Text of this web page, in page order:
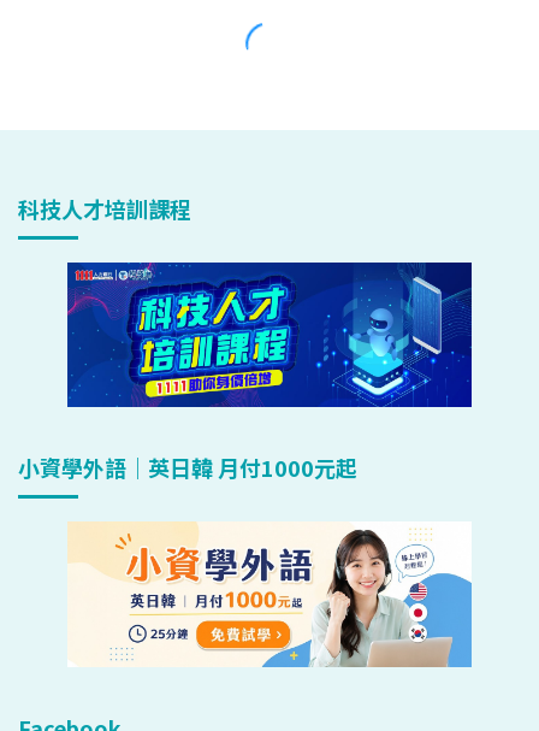
科技人才培訓課程
小資學外語｜英日韓 月付1000元起